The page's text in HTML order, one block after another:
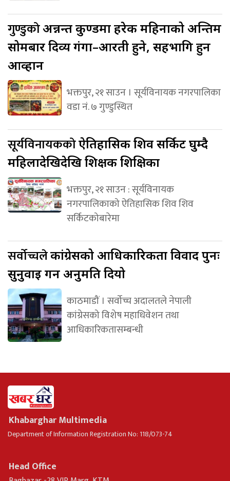
गुण्डुकोअन्नन्त कुण्डमा हरेक महिनाको अन्तिम
सोमबार दिव्य गंगा–आरती हुने, सहभागि हुन
आव्हान
भक्तपुर, २१ साउन । सूर्यविनायक नगरपालिका
वडा नं. ७ गुण्डुस्थित
सूर्यविनायककोऐतिहासिक शिव सर्किट घुम्दै
महिलादेखिदेखि शिक्षक शिक्षिका
भक्तपुर, २१ साउन : सूर्यविनायक
नगरपालिकाको ऐतिहासिक शिव शिव
सर्किटकोबारेमा
सर्वोच्चलेकांग्रेसको आधिकारिकता विवाद पुनः
सुनुवाइ गर्न अनुमति दियो
काठमाडौं । सर्वोच्च अदालतले नेपाली
कांग्रेसको विशेष महाधिवेशन तथा
आधिकारिकतासम्बन्धी
Khabarghar Multimedia
Department of Information Registration No: 118/073-74
Head Office